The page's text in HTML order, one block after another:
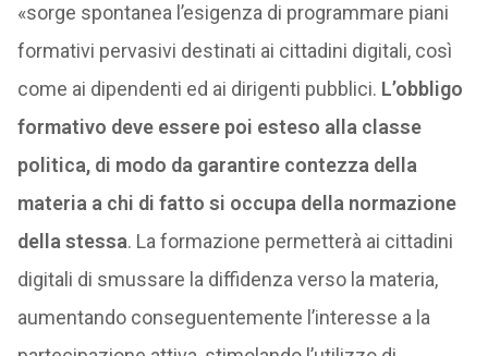
«sorge spontanea l’esigenza di programmare piani
formativi pervasivi destinati ai cittadini digitali, così
come ai dipendenti ed ai dirigenti pubblici. L’obbligo
formativo deve essere poi esteso alla classe
politica, di modo da garantire contezza della
materia a chi di fatto si occupa della normazione
della stessa. La formazione permetterà ai cittadini
digitali di smussare la diffidenza verso la materia,
aumentando conseguentemente l’interesse a la